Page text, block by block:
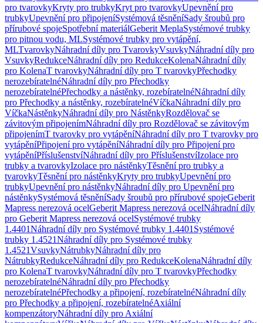
pro tvarovkyKryty pro trubkyKryt pro tvarovkyUpevnění pro
trubkyUpevnění pro připojeníSystémová těsněníSady šroubů pro
přírubové spojeSpotřební materiálGeberit MeplaSystémové trubky
pro pitnou vodu, MLSystémové trubky pro vytápění,
MLTvarovkyNáhradní díly pro TvarovkyVsuvkyNáhradní díly pro
VsuvkyRedukceNáhradní díly pro RedukceKolenaNáhradní díly
pro KolenaT tvarovkyNáhradní díly pro T tvarovkyPřechodky
nerozebíratelnéNáhradní díly pro Přechodky
nerozebíratelnéPřechodky a nástěnky, rozebíratelnéNáhradní díly
pro Přechodky a nástěnky, rozebíratelnéVíčkaNáhradní díly pro
VíčkaNástěnkyNáhradní díly pro NástěnkyRozdělovač se
závitovým připojenímNáhradní díly pro Rozdělovač se závitovým
připojenímT tvarovky pro vytápěníNáhradní díly pro T tvarovky pro
vytápěníPřipojení pro vytápěníNáhradní díly pro Připojení pro
vytápěníPříslušenstvíNáhradní díly pro PříslušenstvíIzolace pro
trubky a tvarovkyIzolace pro nástěnkyTěsnění pro trubky a
tvarovkyTěsnění pro nástěnkyKryty pro trubkyUpevnění pro
trubkyUpevnění pro nástěnkyNáhradní díly pro Upevnění pro
nástěnkySystémová těsněníSady šroubů pro přírubové spojeGeberit
Mapress nerezová ocelGeberit Mapress nerezová ocelNáhradní díly
pro Geberit Mapress nerezová ocelSystémové trubky
1.4401Náhradní díly pro Systémové trubky 1.4401 Systémové
trubky 1.4521Náhradní díly pro Systémové trubky
1.4521VsuvkyNátrubkyNáhradní díly pro
NátrubkyRedukceNáhradní díly pro RedukceKolenaNáhradní díly
pro KolenaT tvarovkyNáhradní díly pro T tvarovkyPřechodky
nerozebíratelnéNáhradní díly pro Přechodky
nerozebíratelnéPřechodky a připojení, rozebíratelnéNáhradní díly
pro Přechodky a připojení, rozebíratelnéAxiální
kompenzátoryNáhradní díly pro Axiální